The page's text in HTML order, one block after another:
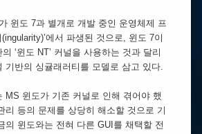
윈도 7과 별개로 개발 중인 운영체제 프
에서 파생된 것으로, 윈도 7이
‘윈도 NT’ 커널을 사용하는 것과 달리
기반의 싱귤래러티를 모델로 삼고 있다.
MS 윈도가 기존 커널로 인해 겪어야 했
리 등의 문제를 상당히 해소할 것으로 기
의 윈도와는 전혀 다른 GUI를 채택할 전